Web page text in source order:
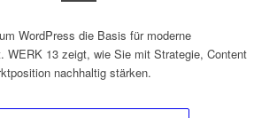
WordPress die Basis für moderne
WERK 13 zeigt, wie Sie mit Strategie, Content
nachhaltig stärken.